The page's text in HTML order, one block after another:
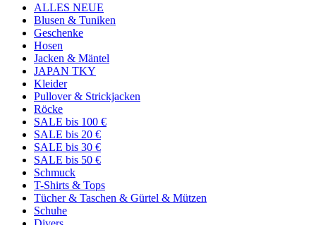
ALLES NEUE
Blusen & Tuniken
Geschenke
Hosen
Jacken & Mäntel
JAPAN TKY
Kleider
Pullover & Strickjacken
Röcke
SALE bis 100 €
SALE bis 20 €
SALE bis 30 €
SALE bis 50 €
Schmuck
T-Shirts & Tops
Tücher & Taschen & Gürtel & Mützen
Schuhe